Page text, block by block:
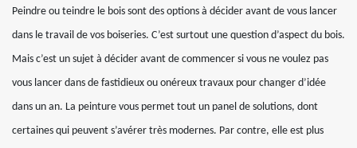
Peindre ou teindre le bois sont des options à décider avant de vous lancer
dans le travail de vos boiseries. C’est surtout une question d’aspect du bois.
Mais c’est un sujet à décider avant de commencer si vous ne voulez pas
vous lancer dans de fastidieux ou onéreux travaux pour changer d’idée
dans un an. La peinture vous permet tout un panel de solutions, dont
certaines qui peuvent s’avérer très modernes. Par contre, elle est plus